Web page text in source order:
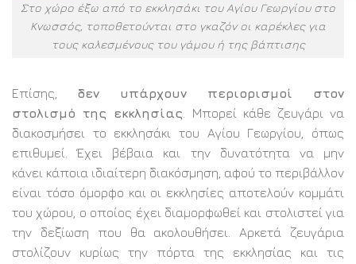
Στο χώρο έξω από το εκκλησάκι του Αγίου Γεωργίου στο
Κνωσσός, τοποθετούνται στο γκαζόν οι καρέκλες για
τους καλεσμένους του γάμου ή της βάπτισης
Επίσης, δεν υπάρχουν περιορισμοί στον
στολισμό της εκκλησίας . Μπορεί κάθε ζευγάρι να
διακοσμήσει το εκκλησάκι του Αγίου Γεωργίου, όπως
επιθυμεί. Έχει βέβαια και την δυνατότητα να μην
κάνει κάποια ιδιαίτερη διακόσμηση, αφού το περιβάλλον
είναι τόσο όμορφο και οι εκκλησίες αποτελούν κομμάτι
του χώρου, ο οποίος έχει διαμορφωθεί και στολιστεί για
την δεξίωση που θα ακολουθήσει. Αρκετά ζευγάρια
στολίζουν κυρίως την πόρτα της εκκλησίας και τις